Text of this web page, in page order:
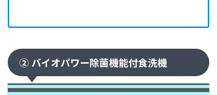
② バイオパワー除菌機能付食洗機